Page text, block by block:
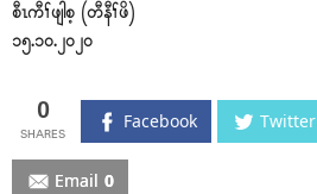
စီၤကီၢ်ဖျါစ့ (တီနီၢ်ဖိ)
၁၅.၁ဝ.၂ဝ၂ဝ
0 Facebook Twitter
Email 0